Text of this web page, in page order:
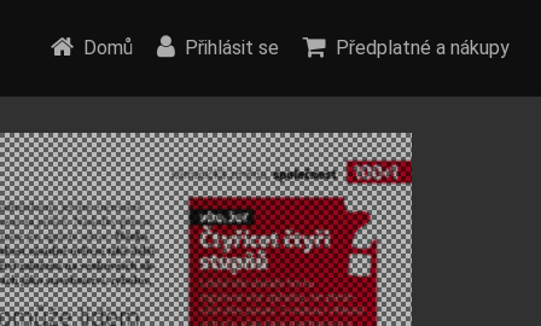
Domů Přihlásit se Předplatné a nákupy